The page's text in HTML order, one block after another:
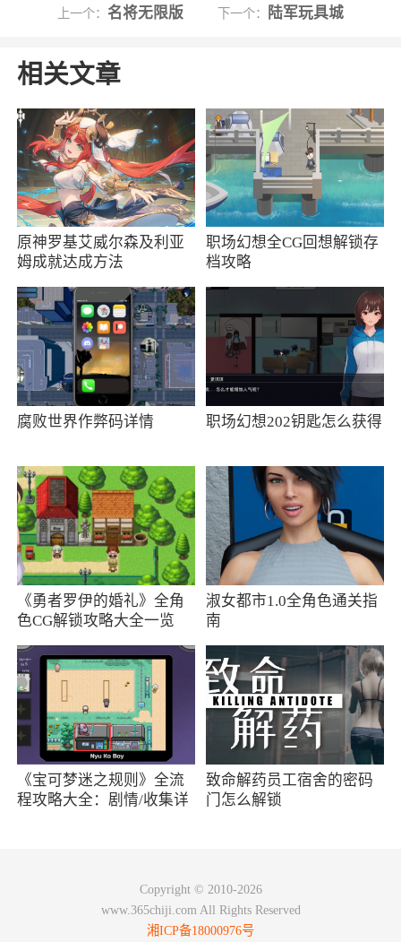
游的画面自然不会再将就，所以，全景3D特效、
是我们打造这个世界的基础。当然，如何更完
技，才是我们打磨的重点。在拿到腾讯动漫和小
说的IP授权后，我们在场景、角色建模设计上有
了更多参考，也咀嚼出了更多创新点
3、随着武器装备的不断升级，你的角色战斗
力将不断提升，你可以享受更多精彩的格斗游戏
4、激战对决非常的热血，而且玩家都可以随
心的搭配各种角色哦
5、剧情的还原度很高，每个章节的衔接都显
得完美至极
6、全新方式，这儿会出现许多的方式，体会
小编评价
1、游戏的画面非常精致优美，多种不同的任
务给玩家带来优越的体验，展现自己的技术，进
行合理阵容搭配，消灭一切的敌人
2、除此之外，游戏内将不少主线当中精彩的
剧情打斗进行了拆分，保持了主线剧情一致大家
不用花费过多的时间，像奥斯卡的变强之路等精
彩的故事，游戏内采用支线的方式给大家进行体
验。小伙伴们将以奥斯卡为第一人称，来体验其
作为辅助魂师，在北极的变强之旅
3、斗罗大陆魂师对决是一款全新的3D动态
果，多种职业不同的角色，学习各种技能，应用
在战斗中升级自己的实力，集合了丰富多样的任
上一个： 名将无限版 下一个： 陆军玩具城
相关文章
原神罗基艾威尔森及利亚
姆成就达成方法
职场幻想全CG回想解锁存
档攻略
腐败世界作弊码详情 职场幻想202钥匙怎么获得
《勇者罗伊的婚礼》全角
色CG解锁攻略大全一览
淑女都市1.0全角色通关指
南
《宝可梦迷之规则》全流
程攻略大全：剧情/收集详
致命解药员工宿舍的密码
门怎么解锁
Copyright © 2010-2026
www.365chiji.com All Rights Reserved
湘ICP备18000976号